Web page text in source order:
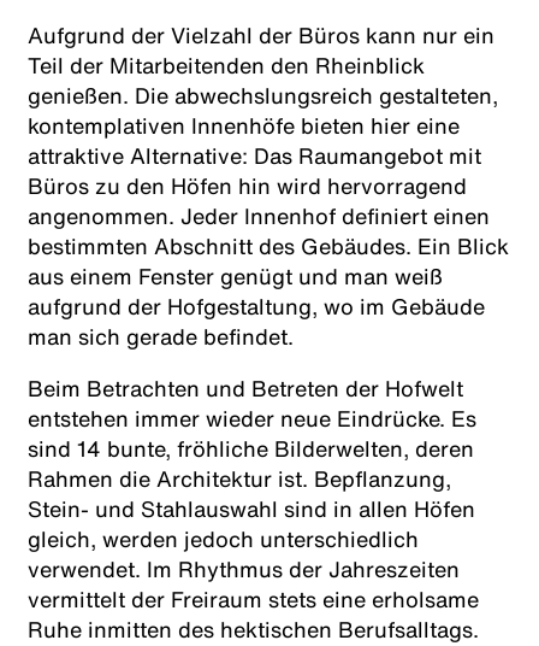
Aufgrund der Vielzahl der Büros kann nur ein
Teil der Mitarbeitenden den Rheinblick
genießen. Die abwechslungsreich gestalteten,
kontemplativen Innenhöfe bieten hier eine
attraktive Alternative: Das Raumangebot mit
Büros zu den Höfen hin wird hervorragend
angenommen. Jeder Innenhof definiert einen
bestimmten Abschnitt des Gebäudes. Ein Blick
aus einem Fenster genügt und man weiß
aufgrund der Hofgestaltung, wo im Gebäude
man sich gerade befindet.
Beim Betrachten und Betreten der Hofwelt
entstehen immer wieder neue Eindrücke. Es
sind 14 bunte, fröhliche Bilderwelten, deren
Rahmen die Architektur ist. Bepflanzung,
Stein- und Stahlauswahl sind in allen Höfen
gleich, werden jedoch unterschiedlich
verwendet. Im Rhythmus der Jahreszeiten
vermittelt der Freiraum stets eine erholsame
Ruhe inmitten des hektischen Berufsalltags.